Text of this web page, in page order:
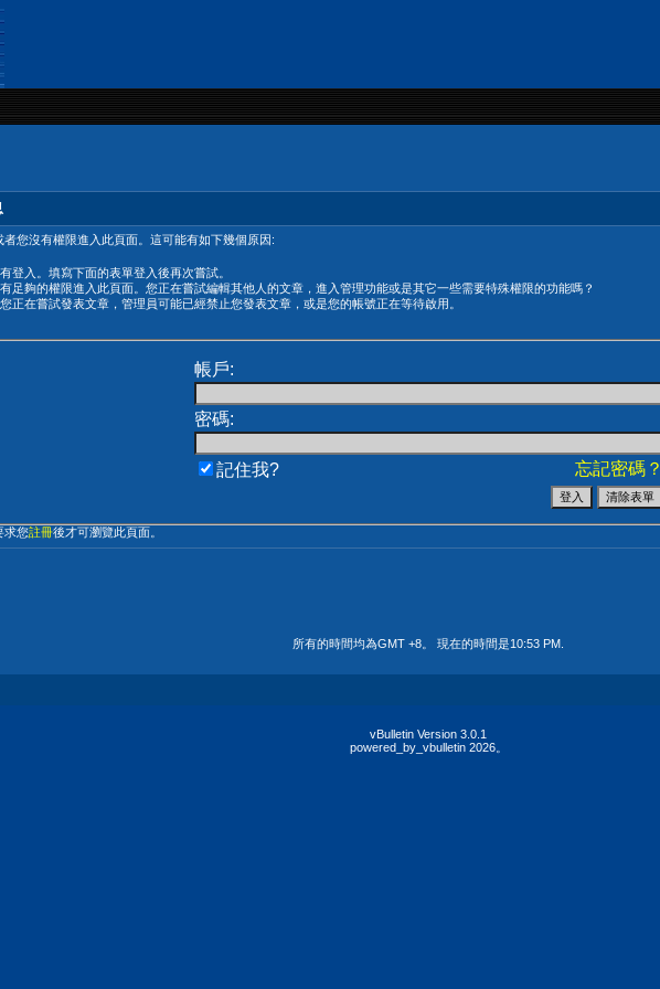
者您沒有權限進入此頁面。這可能有如下幾個原因:
登入。填寫下面的表單登入後再次嘗試。
足夠的權限進入此頁面。您正在嘗試編輯其他人的文章，進入管理功能或是其它一些需要特殊權限的功能嗎？
正在嘗試發表文章，管理員可能已經禁止您發表文章，或是您的帳號正在等待啟用。
帳戶:
密碼:
忘記密碼？
記住我?
求您註冊後才可瀏覽此頁面。
所有的時間均為GMT +8。 現在的時間是10:53 PM
vBulletin Version 3.0.1
powered_by_vbulletin 2026。